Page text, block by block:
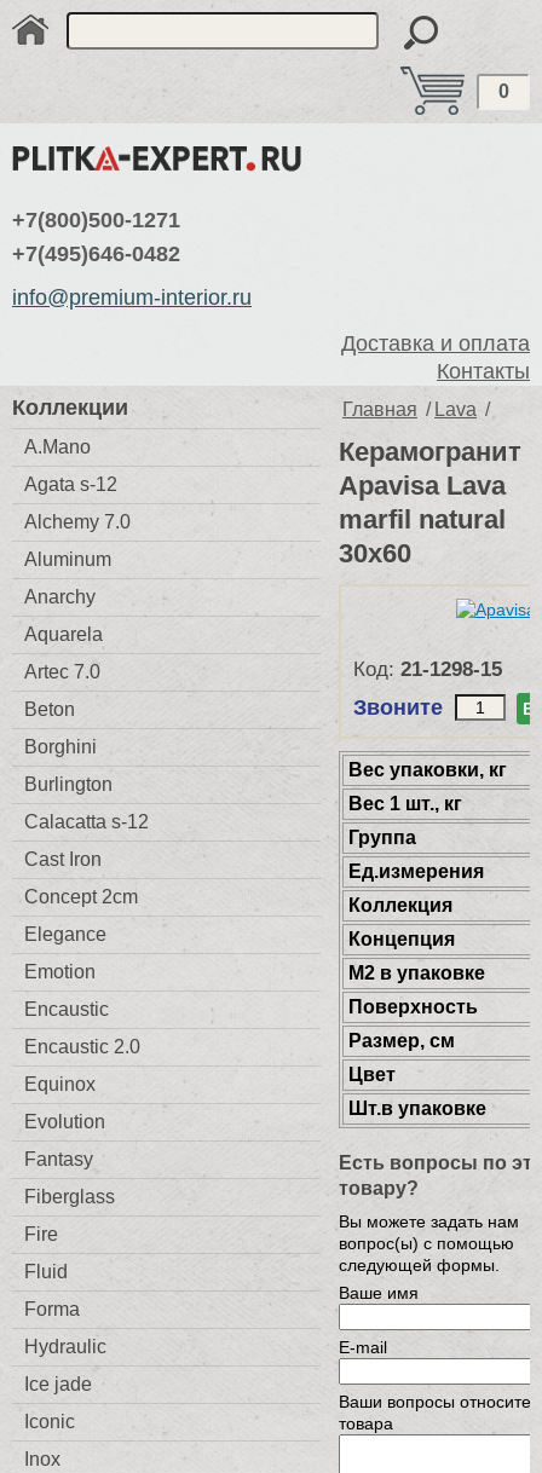
0
+7(800)500-1271
+7(495)646-0482
info@premium-interior.ru
Доставка и оплата
Контакты
Коллекции
A.Mano
Agata s-12
Alchemy 7.0
Aluminum
Anarchy
Aquarela
Artec 7.0
Beton
Borghini
Burlington
Calacatta s-12
Cast Iron
Concept 2cm
Elegance
Emotion
Encaustic
Encaustic 2.0
Equinox
Evolution
Fantasy
Fiberglass
Fire
Fluid
Forma
Hydraulic
Ice jade
Iconic
Inox
Главная / Lava /
Керамогранит
Apavisa Lava
marfil natural
30x60
Код: 21-1298-15
Звоните В
Веc упаковки, кг
Вес 1 шт., кг
Группа
Ед.измерения
Коллекция
Концепция
М2 в упаковке
Поверхность
Размер, см
Цвет
Шт.в упаковке
Есть вопросы по
товару?
Вы можете задать нам
вопрос(ы) с помощью
следующей формы.
Ваше имя
E-mail
Ваши вопросы
товара